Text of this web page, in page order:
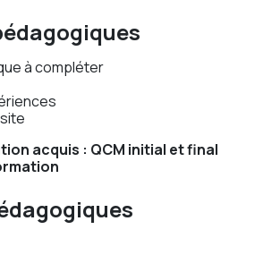
à compléter
acquis : QCM initial et final